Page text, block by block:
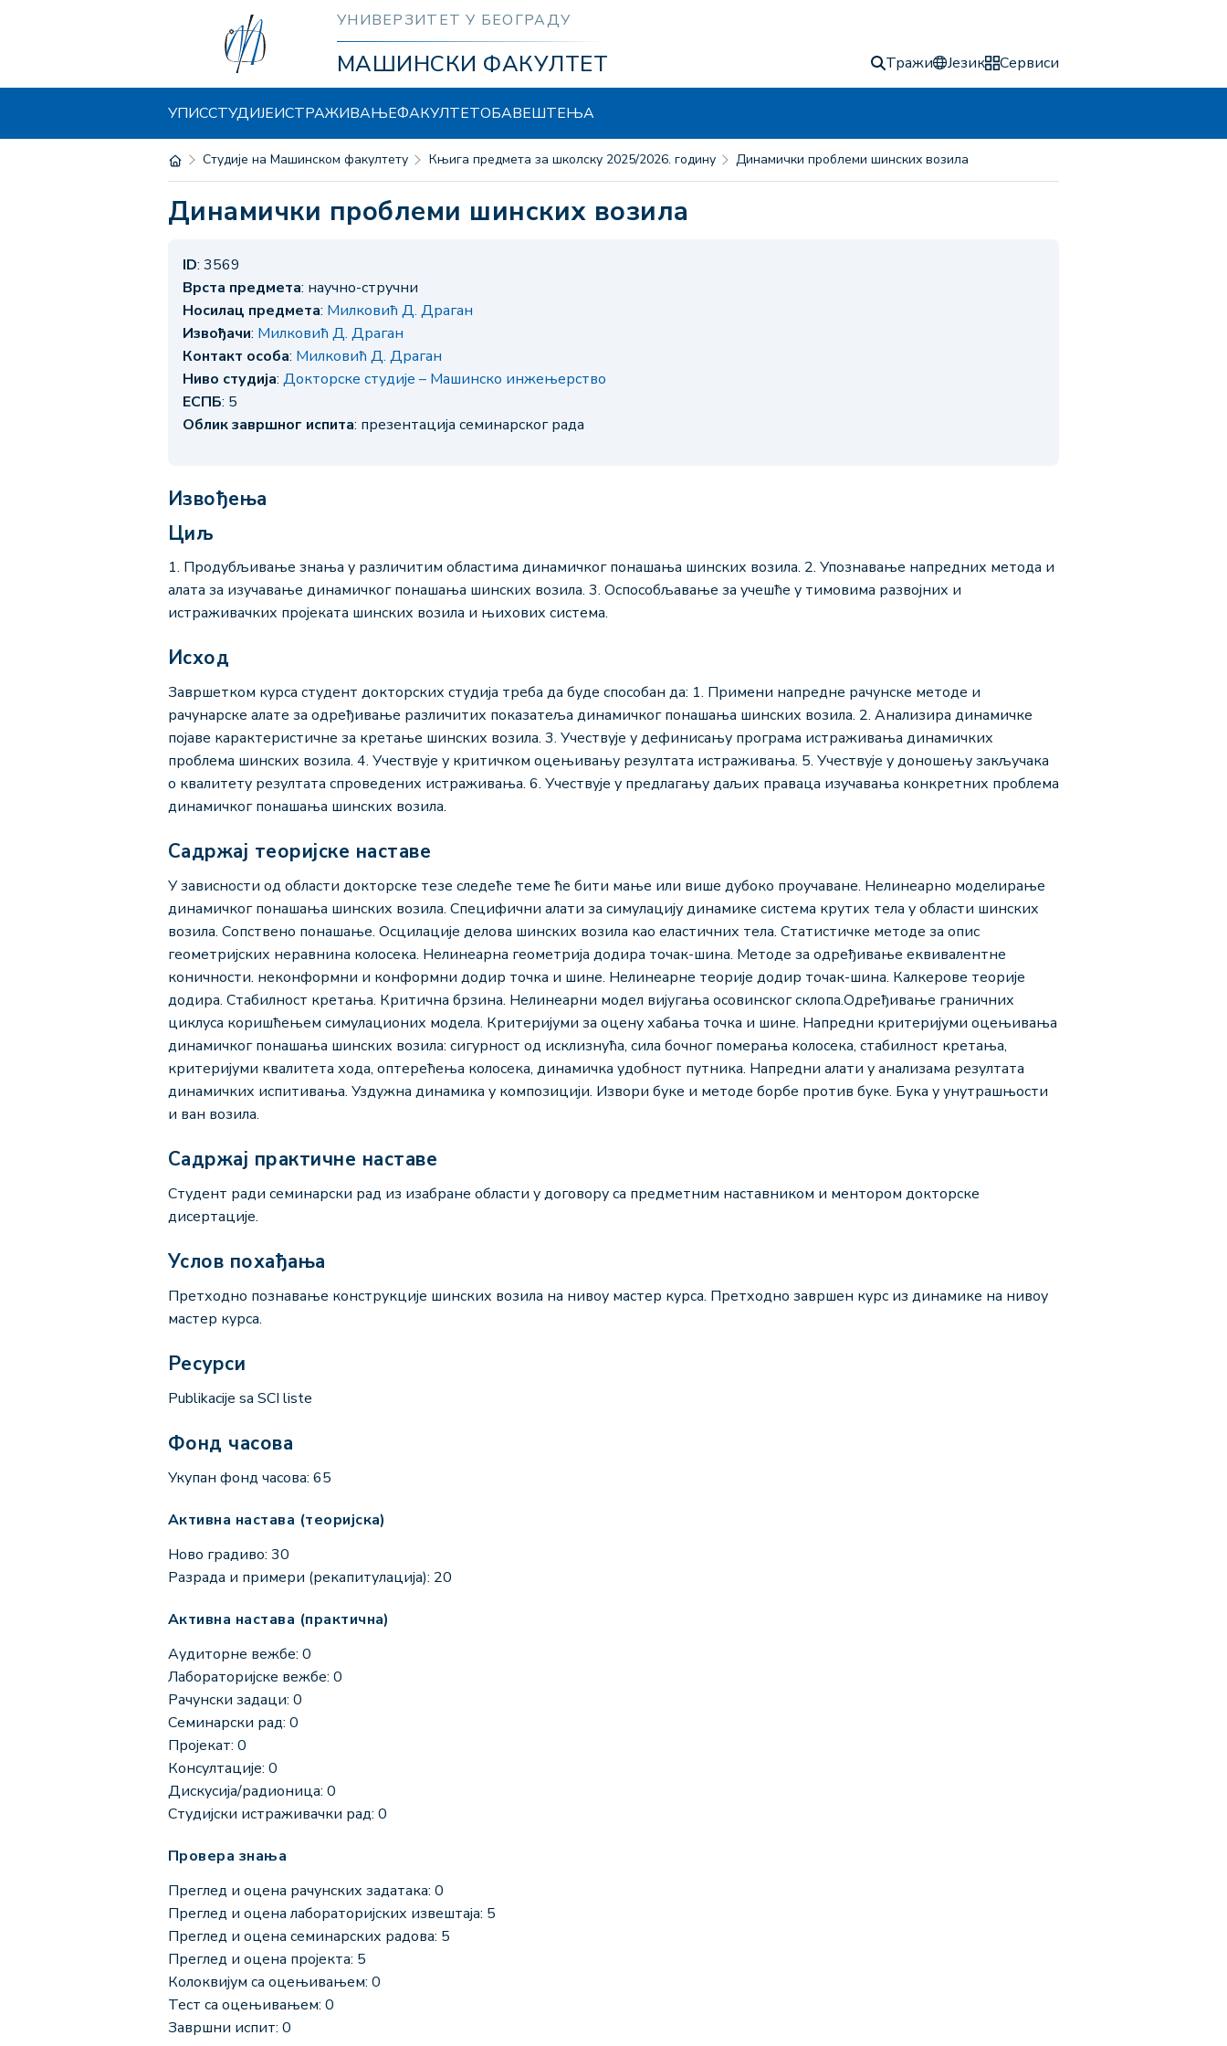
УНИВЕРЗИТЕТ У БЕОГРАДУ
МАШИНСКИ ФАКУЛТЕТ Тражи Језик Сервиси
УПИССТУДИЈЕИСТРАЖИВАЊЕФАКУЛТЕТОБАВЕШТЕЊА
Студије на Машинском факултету Књига предмета за школску 2025/2026. годину Динамички проблеми шинских возила
Динамички проблеми шинских возила
ID: 3569
Врста предмета: научно-стручни
Носилац предмета: Милковић Д. Драган
Извођачи: Милковић Д. Драган
Контакт особа: Милковић Д. Драган
Ниво студија: Докторске студије – Машинско инжењерство
ЕСПБ: 5
Облик завршног испита: презентација семинарског рада
Извођења
Циљ
1. Продубљивање знања у различитим областима динамичког понашања шинских возила. 2. Упознавање напредних метода и
алата за изучавање динамичког понашања шинских возила. 3. Оспособљавање за учешће у тимовима развојних и
истраживачких пројеката шинских возила и њихових система.
Исход
Завршетком курса студент докторских студија треба да буде способан да: 1. Примени напредне рачунске методе и
рачунарске алате за одређивање различитих показатеља динамичког понашања шинских возила. 2. Анализира динамичке
појаве карактеристичне за кретање шинских возила. 3. Учествује у дефинисању програма истраживања динамичких
проблема шинских возила. 4. Учествује у критичком оцењивању резултата истраживања. 5. Учествује у доношењу закључака
о квалитету резултата спроведених истраживања. 6. Учествује у предлагању даљих праваца изучавања конкретних проблема
динамичког понашања шинских возила.
Садржај теоријске наставе
У зависности од области дoкторске тезе следеће теме ће бити мање или више дубоко проучаване. Нелинеарно моделирање
динамичког понашања шинских возила. Специфични алати за симулацију динамике система крутих тела у области шинских
возила. Сопствено понашање. Осцилације делова шинских возила као еластичних тела. Статистичке методе за опис
геометријских неравнина колосека. Нелинеарна геометрија додира точак-шина. Методе за одређивање еквивалентне
коничности. неконформни и конформни додир точка и шине. Нелинеарне теорије додир точак-шина. Калкерове теорије
додира. Стабилност кретања. Критична брзина. Нелинеарни модел вијугања осовинског склопа.Одређивање граничних
циклуса коришћењем симулационих модела. Критеријуми за оцену хабања точка и шине. Напредни критеријуми оцењивања
динамичког понашања шинских возила: сигурност од исклизнућа, сила бочног померања колосека, стабилност кретања,
критеријуми квалитета хода, оптерећења колосека, динамичка удобност путника. Напредни алати у анализама резултата
динамичких испитивања. Уздужна динамика у композицији. Извори буке и методе борбе против буке. Бука у унутрашњости
и ван возила.
Садржај практичне наставе
Студент ради семинарски рад из изабране области у договору са предметним наставником и ментором докторске
дисертације.
Услов похађања
Претходно познавање конструкције шинских возила на нивоу мастер курса. Претходно завршен курс из динамике на нивоу
мастер курса.
Ресурси
Publikacije sa SCI liste
Фонд часова
Укупан фонд часова: 65
Активна настава (теоријска)
Ново градиво: 30
Разрада и примери (рекапитулација): 20
Активна настава (практична)
Аудиторне вежбе: 0
Лабораторијске вежбе: 0
Рачунски задаци: 0
Семинарски рад: 0
Пројекат: 0
Консултације: 0
Дискусија/радионица: 0
Студијски истраживачки рад: 0
Провера знања
Преглед и оцена рачунских задатака: 0
Преглед и оцена лабораторијских извештаја: 5
Преглед и оцена семинарских радова: 5
Преглед и оцена пројекта: 5
Колоквијум са оцењивањем: 0
Тест са оцењивањем: 0
Завршни испит: 0